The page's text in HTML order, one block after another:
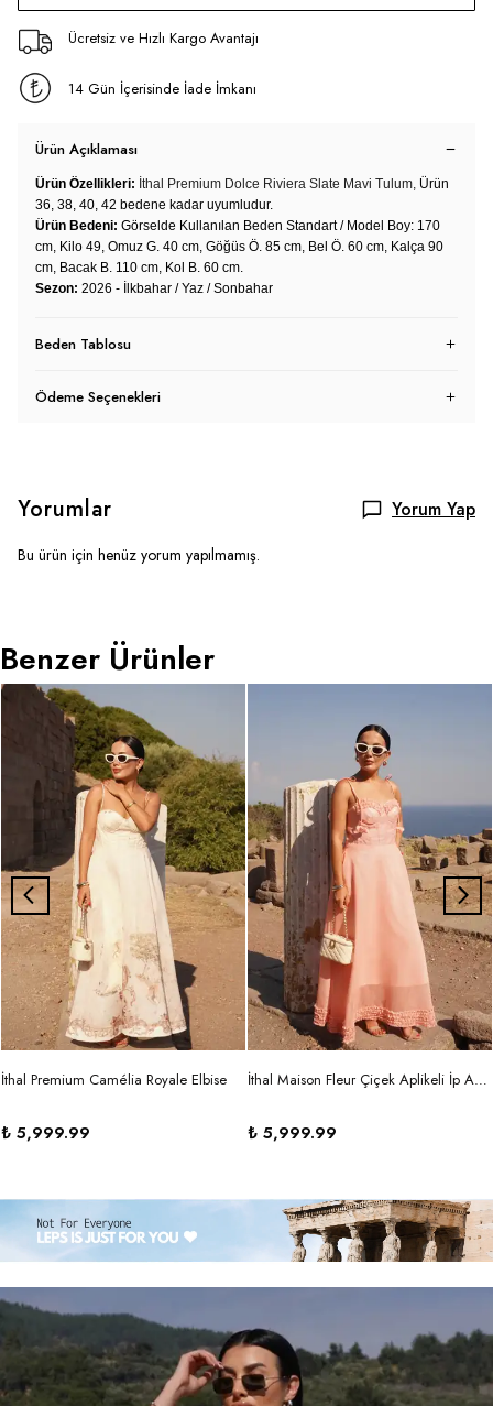
Ücretsiz ve Hızlı Kargo Avantajı
14 Gün İçerisinde İade İmkanı
Ürün Açıklaması
Ürün Özellikleri: İthal Premium Dolce Riviera Slate Mavi Tulum, Ürün
36, 38, 40, 42 bedene kadar uyumludur.
Ürün Bedeni: Görselde Kullanılan Beden Standart / Model Boy: 170
cm, Kilo 49, Omuz G. 40 cm, Göğüs Ö. 85 cm, Bel Ö. 60 cm, Kalça 90
cm, Bacak B. 110 cm, Kol B. 60 cm.
Sezon: 2026 - İlkbahar / Yaz / Sonbahar
Beden Tablosu
Ödeme Seçenekleri
Yorumlar Yorum Yap
Bu ürün için henüz yorum yapılmamış.
Benzer Ürünler
İthal Premium Camélia Royale Elbise
₺ 5,999.99
İthal Maison Fleur Çiçek Aplikeli İp Askılı Maxi Elbise
₺ 5,999.99